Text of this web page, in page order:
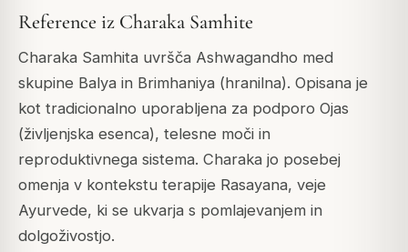
Reference iz Charaka Samhite
Charaka Samhita uvršča Ashwagandho med
skupine Balya in Brimhaniya (hranilna). Opisana je
kot tradicionalno uporabljena za podporo Ojas
(življenjska esenca), telesne moči in
reproduktivnega sistema. Charaka jo posebej
omenja v kontekstu terapije Rasayana, veje
Ayurvede, ki se ukvarja s pomlajevanjem in
dolgoživostjo.